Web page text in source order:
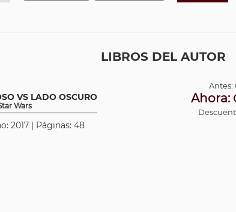
LIBROS DEL AUTOR
VS LADO OSCURO
Wars
2017 | Páginas: 48
Antes:
Ahora: